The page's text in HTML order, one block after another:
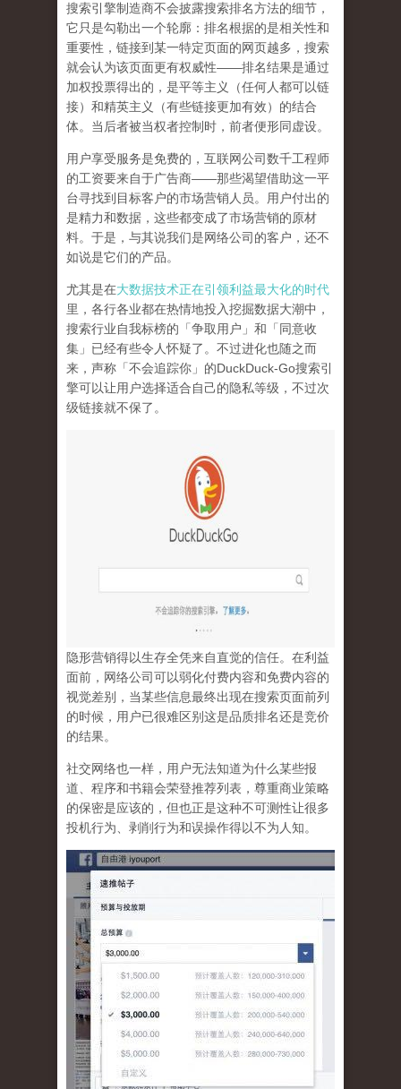
搜索引擎制造商不会披露搜索排名方法的细节，
它只是勾勒出一个轮廓：排名根据的是相关性和
重要性，链接到某一特定页面的网页越多，搜索
就会认为该页面更有权威性——排名结果是通过
加权投票得出的，是平等主义（任何人都可以链
接）和精英主义（有些链接更加有效）的结合
体。 当后者被当权者控制时，前者便形同虚设。
用户享受服务是免费的，互联网公司数千工程师
的工资要来自于广告商——那些渴望借助这一平
台寻找到目标客户的市场营销人员。用户付出的
是精力和数据，这些都变成了市场营销的原材
料。于是， 与其说我们是网络公司的客户，还不
如说是它们的产品。
尤其是在大数据技术正在引领利益最大化的时代
里，各行各业都在热情地投入挖掘数据大潮中，
搜索行业自我标榜的「争取用户」和「同意收
集」已经有些令人怀疑了。不过进化也随之而
来，声称「不会追踪你」的DuckDuck-Go搜索引
擎可以让用户选择适合自己的隐私等级，不过次
级链接就不保了。
隐形营销得以生存全凭来自直觉的信任。在利益
面前，网络公司可以弱化付费内容和免费内容的
视觉差别，当某些信息最终出现在搜索页面前列
的时候，用户已很难区别这是品质排名还是竞价
的结果。
社交网络也一样， 用户无法知道为什么某些报
道、程序和书籍会荣登推荐列表，尊重商业策略
的保密是应该的，但也正是这种不可测性让很多
投机行为、剥削行为和误操作得以不为人知。